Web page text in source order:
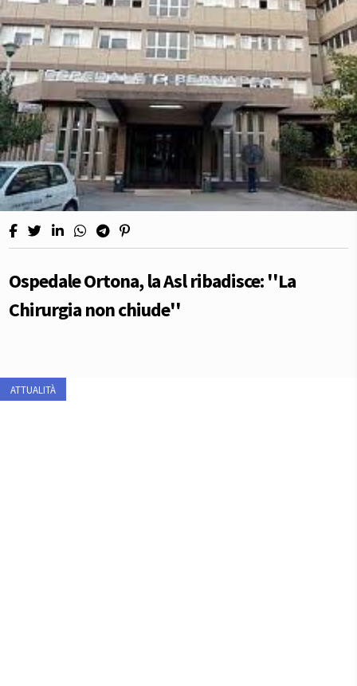
Ospedale Ortona, la Asl ribadisce: ''La
Chirurgia non chiude''
ATTUALITÀ